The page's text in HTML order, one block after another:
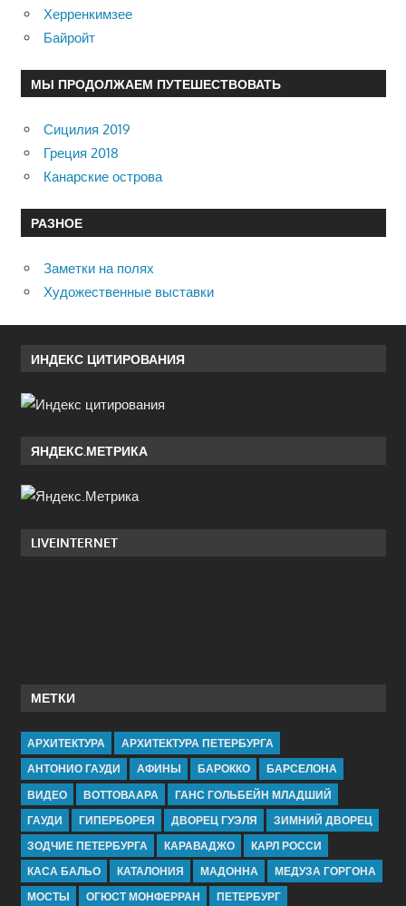
Херренкимзее
Байройт
МЫ ПРОДОЛЖАЕМ ПУТЕШЕСТВОВАТЬ
Сицилия 2019
Греция 2018
Канарские острова
РАЗНОЕ
Заметки на полях
Художественные выставки
ИНДЕКС ЦИТИРОВАНИЯ
ЯНДЕКС.МЕТРИКА
LIVEINTERNET
МЕТКИ
АРХИТЕКТУРА
АРХИТЕКТУРА ПЕТЕРБУРГА
АНТОНИО ГАУДИ
АФИНЫ БАРОККО
БАРСЕЛОНА
ВИДЕО
ВОТТОВААРА
ГАНС ГОЛЬБЕЙН МЛАДШИЙ
ГАУДИ
ГИПЕРБОРЕЯ ДВОРЕЦ ГУЭЛЯ
ЗИМНИЙ ДВОРЕЦ
ЗОДЧИЕ ПЕТЕРБУРГА
КАРАВАДЖО
КАРЛ РОССИ
КАСА БАЛЬО
КАТАЛОНИЯ МАДОННА
МЕДУЗА ГОРГОНА
МОСТЫ
ОГЮСТ МОНФЕРРАН ПЕТЕРБУРГ